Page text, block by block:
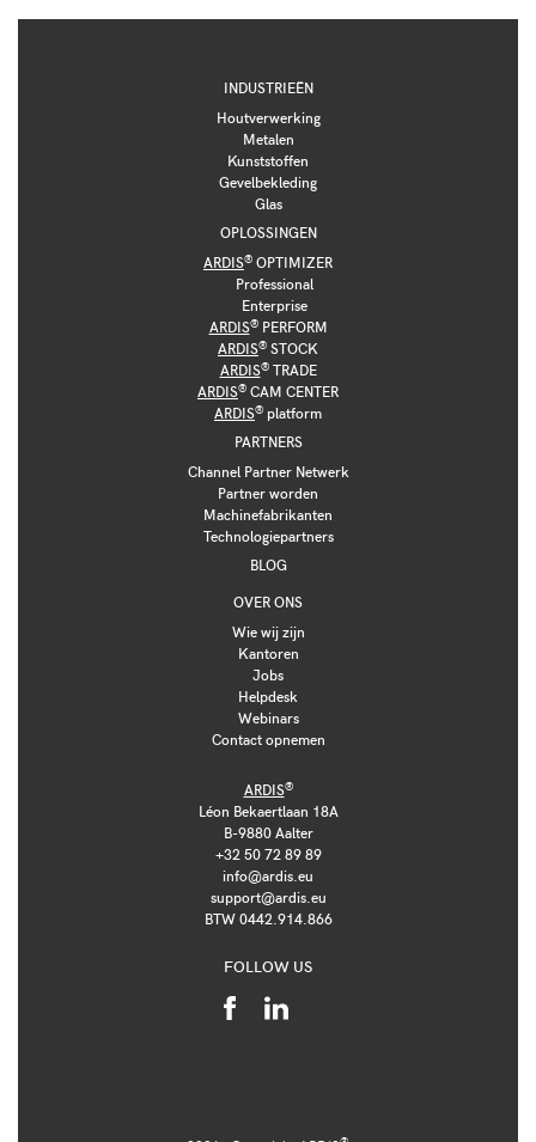
INDUSTRIEËN
Houtverwerking
Metalen
Kunststoffen
Gevelbekleding
Glas
OPLOSSINGEN
ARDIS® OPTIMIZER
Professional
Enterprise
ARDIS®PERFORM
ARDIS® STOCK
ARDIS®TRADE
ARDIS® CAM CENTER
ARDIS® platform
PARTNERS
Channel Partner Netwerk
Partner worden
Machinefabrikanten
Technologiepartners
BLOG
OVER ONS
Wie wij zijn
Kantoren
Jobs
Helpdesk
Webinars
Contact opnemen
ARDIS®
Léon Bekaertlaan 18A
B-9880 Aalter
+32 50 72 89 89
info@ardis.eu
support@ardis.eu
BTW 0442.914.866
FOLLOW US